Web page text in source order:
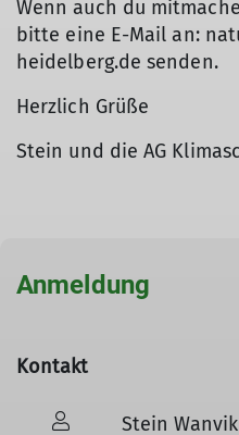
Wenn auch du
bitte eine E-Mail an:
heidelberg.de senden.
Herzlich Grüße
Stein und die AG
Anmeldung
Kontakt
Stein Wanvik